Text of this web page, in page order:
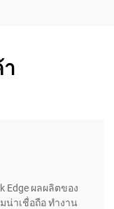
Edge ผลผลิตของ
น่าเชื่อถือ ทำงาน